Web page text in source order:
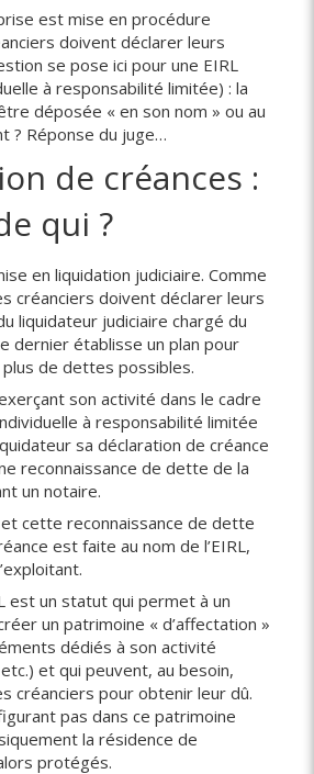
est mise en procédure
doivent déclarer leurs
se pose ici pour une EIRL
à responsabilité limitée) : la
déposée « en son nom » ou au
? Réponse du juge…
de créances :
qui ?
en liquidation judiciaire. Comme
créanciers doivent déclarer leurs
liquidateur judiciaire chargé du
dernier établisse un plan pour
de dettes possibles.
son activité dans le cadre
à responsabilité limitée
sa déclaration de créance
reconnaissance de dette de la
un notaire.
cette reconnaissance de dette
est faite au nom de l’EIRL,
est un statut qui permet à un
un patrimoine « d’affectation »
dédiés à son activité
et qui peuvent, au besoin,
créanciers pour obtenir leur dû.
pas dans ce patrimoine
la résidence de
protégés.